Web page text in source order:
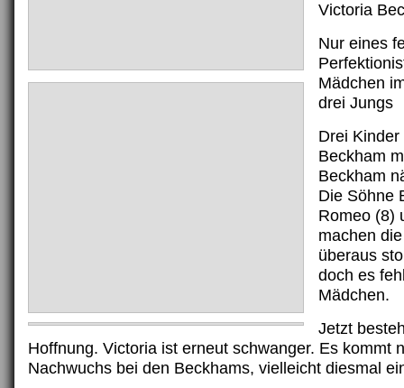
Victoria
Nur eines
Mädchen
drei Jungs
Drei
Beckham
Beckham
Die Söhne
Romeo (8)
machen
überaus
doch es
Mädchen.
Jetzt
Hoffnung. Victoria ist erneut schwanger. Es kommt
Nachwuchs bei den Beckhams, vielleicht diesmal